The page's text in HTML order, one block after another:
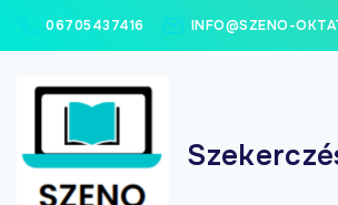
06705437416 INFO@SZENO-